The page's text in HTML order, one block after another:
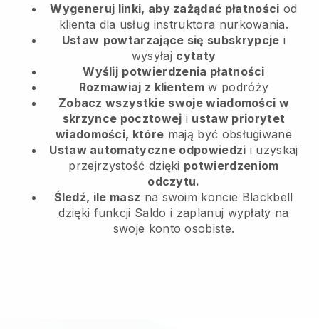
Wygeneruj linki, aby zażądać płatności od
klienta dla usług instruktora nurkowania.
Ustaw powtarzające się subskrypcje i
wysyłaj cytaty
Wyślij potwierdzenia płatności
Rozmawiaj z klientem w podróży
Zobacz wszystkie swoje wiadomości w
skrzynce pocztowej i ustaw priorytet
wiadomości, które mają być obsługiwane
Ustaw automatyczne odpowiedzi i uzyskaj
przejrzystość dzięki potwierdzeniom
odczytu.
Śledź, ile masz na swoim koncie Blackbell
dzięki funkcji Saldo i zaplanuj wypłaty na
swoje konto osobiste.